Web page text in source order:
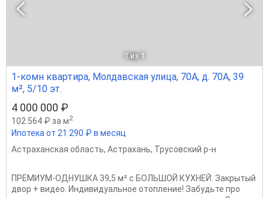
1 из 1
1-комн квартира, Молдавская улица, 70А, д. 70А, 39
м², 5/10 эт.
4 000 000 ₽
102 564 ₽ за м2
Ипотека от 21 290 ₽ в месяц
Астраханская область, Астрахань, Трусовский р-н
ПРЕМИУМ-ОДНУШКА 39,5 м² с БОЛЬШОЙ КУХНЕЙ. Закрытый
двор + видео. Индивидуальное отопление! Забудьте про